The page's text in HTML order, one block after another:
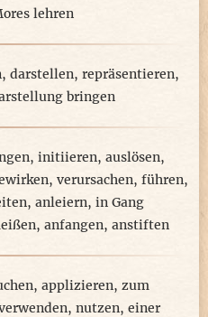
lehren
, darstellen, repräsentieren,
bringen
, initiieren, auslösen,
, verursachen, führen,
, anleiern, in Gang
, anfangen, anstiften
, applizieren, zum
, nutzen, einer